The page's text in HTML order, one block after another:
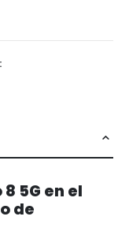
5G en el
de